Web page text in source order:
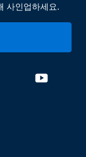
사인업하세요.